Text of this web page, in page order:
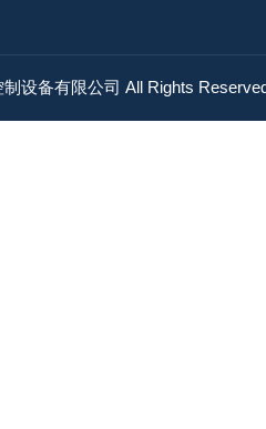
制设备有限公司 All Rights